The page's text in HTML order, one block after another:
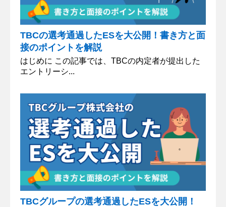
TBCの選考通過したESを大公開！書き方と面
接のポイントを解説
はじめに この記事では、TBCの内定者が提出した
エントリーシ...
TBCグループの選考通過したESを大公開！